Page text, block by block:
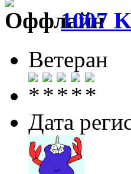
1007
Ветеран
Дата